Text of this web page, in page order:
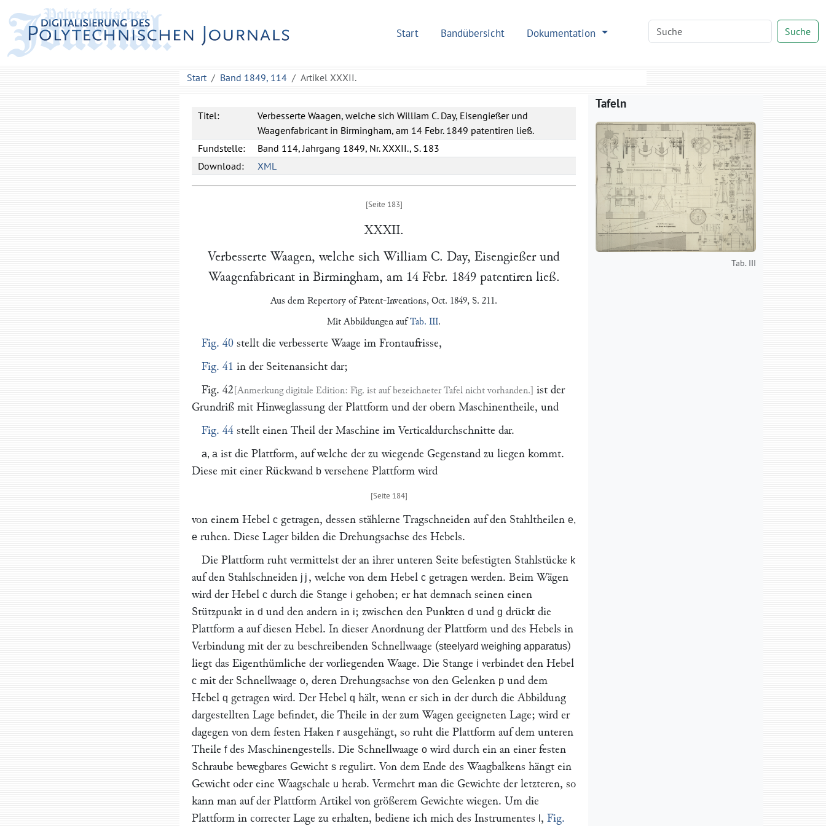
Start Bandübersicht Dokumentation Suche
Start Band 1849, 114 Artikel XXXII.
Titel:
Verbesserte Waagen, welche sich William C. Day, Eisengießer und
Waagenfabricant in Birmingham, am 14 Febr. 1849 patentiren ließ.
Fundstelle:
Band 114, Jahrgang 1849, Nr. XXXII., S. 183
Download:
XML
XXXII.
Verbesserte Waagen, welche sich William C. Day, Eisengießer und
Waagenfabricant in Birmingham, am 14 Febr. 1849patentiren ließ.
Aus dem Repertory of Patent-Inventions, Oct. 1849, S. 211.
Mit Abbildungen aufTab. III.
Fig. 40 stellt die verbesserte Waage im Frontaufrisse,
Fig. 41 in der Seitenansicht dar;
Fig. 42
Fig. ist auf bezeichneter Tafel nicht vorhanden.
ist der
Grundriß mit Hinweglassung der Plattform und der obern Maschinentheile, und
Fig. 44 stellt einen Theil der Maschine im Verticaldurchschnitte dar.
a, a ist die Plattform, auf welche der zu wiegende Gegenstand zu liegen kommt.
Diese mit einer Rückwand b versehene Plattform wird
von einem Hebel c getragen, dessen stählerne Tragschneiden auf den Stahltheilen e,
e ruhen. Diese Lager bilden die Drehungsachse des Hebels.
Die Plattform ruht vermittelst der an ihrer unteren Seite befestigten Stahlstücke k
auf den Stahlschneiden jj , welche von dem Hebelc getragen werden. Beim Wägen
wird der Hebel c durch die Stange i gehoben; er hat demnach seinen einen
Stützpunkt in d und den andern in i; zwischen den Punkten d und g drückt die
Plattform a auf diesen Hebel. In dieser Anordnung der Plattform und des Hebels in
Verbindung mit der zu beschreibenden Schnellwaage (steelyard weighing apparatus)
liegt das Eigenthümliche der vorliegenden Waage. Die Stange i verbindet den Hebel
c mit der Schnellwaage o, deren Drehungsachse von den Gelenken p und dem
Hebel q getragen wird. Der Hebel q hält, wenn er sich in der durch die Abbildung
dargestellten Lage befindet, die Theile in der zum Wagen geeigneten Lage; wird er
dagegen von dem festen Haken r ausgehängt, so ruht die Plattform auf dem unteren
Theile fdes Maschinengestells. Die Schnellwaage o wird durch ein an einer festen
Schraube bewegbares Gewicht s regulirt. Von dem Ende des Waagbalkens hängt ein
Gewicht oder eine Waagschale u herab. Vermehrt man die Gewichte der letzteren, so
kann man auf der Plattform Artikel von größerem Gewichte wiegen. Um die
Plattform in correcter Lage zu erhalten, bediene ich mich des Instrumentes , Fig.
Tafeln
Tab. III